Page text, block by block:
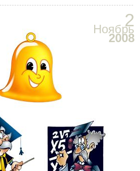
2
Ноябрь
2008